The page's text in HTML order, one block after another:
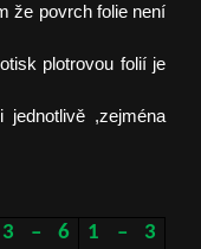
že povrch folie není
plotrovou folií je
,zejména
3 – 6
1 – 3